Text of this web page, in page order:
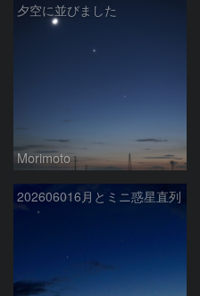
夕空に並びました
Morimoto
202606016月とミニ惑星直列